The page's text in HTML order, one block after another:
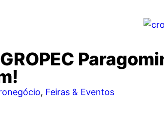
, Feiras & Eventos